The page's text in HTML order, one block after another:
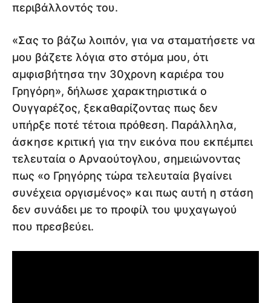
περιβάλλοντός του.
«Σας το βάζω λοιπόν, για να σταματήσετε να
μου βάζετε λόγια στο στόμα μου, ότι
αμφισβήτησα την 30χρονη καριέρα του
Γρηγόρη», δήλωσε χαρακτηριστικά ο
Ουγγαρέζος, ξεκαθαρίζοντας πως δεν
υπήρξε ποτέ τέτοια πρόθεση. Παράλληλα,
άσκησε κριτική για την εικόνα που εκπέμπει
τελευταία ο Αρναούτογλου, σημειώνοντας
πως «ο Γρηγόρης τώρα τελευταία βγαίνει
συνέχεια οργισμένος» και πως αυτή η στάση
δεν συνάδει με το προφίλ του ψυχαγωγού
που πρεσβεύει.